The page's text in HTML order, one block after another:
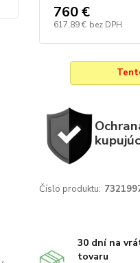
760 €
617,89 € bez DPH
Číslo produktu:
30 dní na
tovaru